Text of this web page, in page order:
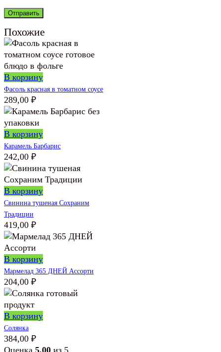
Похожие
В корзину
Фасоль красная в томатном соусе
289,00 ₽
В корзину
Карамель Барбарис
242,00 ₽
В корзину
Свинина тушеная Сохраним
Традиции
419,00 ₽
В корзину
Мармелад 365 ДНЕЙ Ассорти
204,00 ₽
В корзину
Солянка
384,00 ₽
Оценка 5.00 из 5